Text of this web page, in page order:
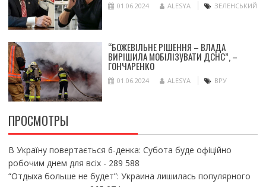
01.06.2024 ALESYA ЗЕЛЕНСЬКИЙ
“БОЖЕВІЛЬНЕ РІШЕННЯ – ВЛАДА
ВИРІШИЛА МОБІЛІЗУВАТИ ДСНС”, –
ГОНЧАРЕНКО
01.06.2024 ALESYA ВРУ
ПРОСМОТРЫ
В Україну повертається 6-денка: Субота буде офіційно
робочим днем для всіх- 289 588
“Отдыха больше не будет”: Украина лишилась популярного